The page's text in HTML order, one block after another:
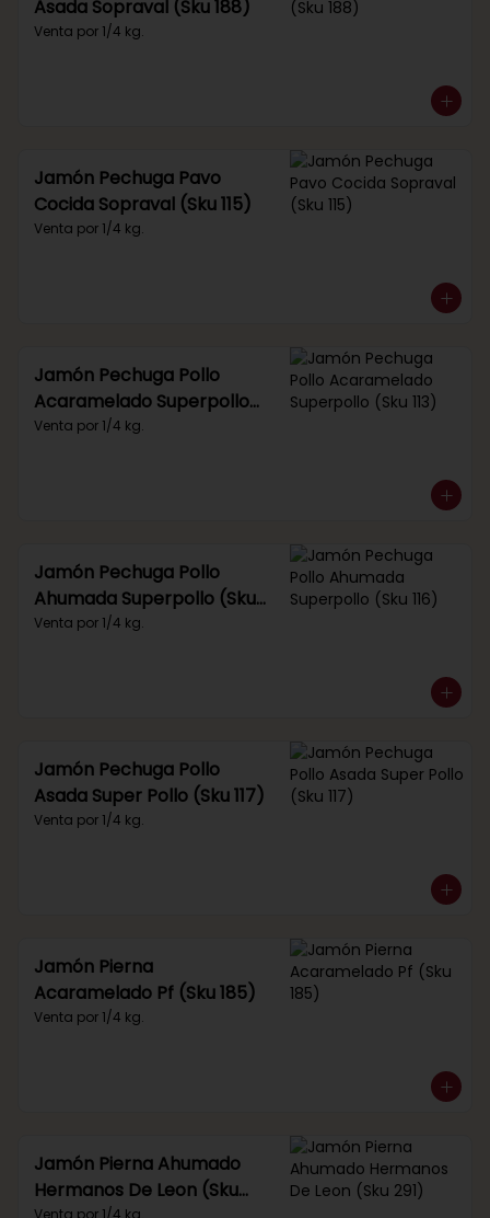
Asada Sopraval (Sku 188)
Venta por 1/4 kg.
Jamón Pechuga Pavo
Cocida Sopraval (Sku 115)
Venta por 1/4 kg.
Jamón Pechuga Pollo
Acaramelado Superpollo
(Sku 113)
Venta por 1/4 kg.
Jamón Pechuga Pollo
Ahumada Superpollo (Sku
116)
Venta por 1/4 kg.
Jamón Pechuga Pollo
Asada Super Pollo (Sku 117)
Venta por 1/4 kg.
Jamón Pierna
Acaramelado Pf (Sku 185)
Venta por 1/4 kg.
Jamón Pierna Ahumado
Hermanos De Leon (Sku
Venta por 1/4 kg.